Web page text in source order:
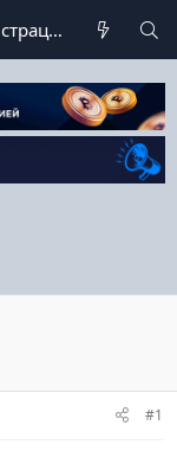
Регистрация
#1